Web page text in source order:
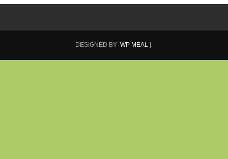
DESIGNED BY WP MEAL |